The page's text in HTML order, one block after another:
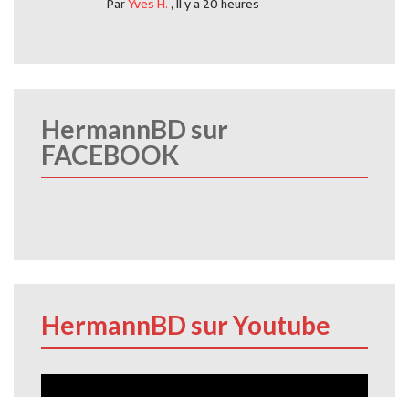
ParYves H. , Il y a 20 heures
HermannBD sur
FACEBOOK
HermannBD sur Youtube